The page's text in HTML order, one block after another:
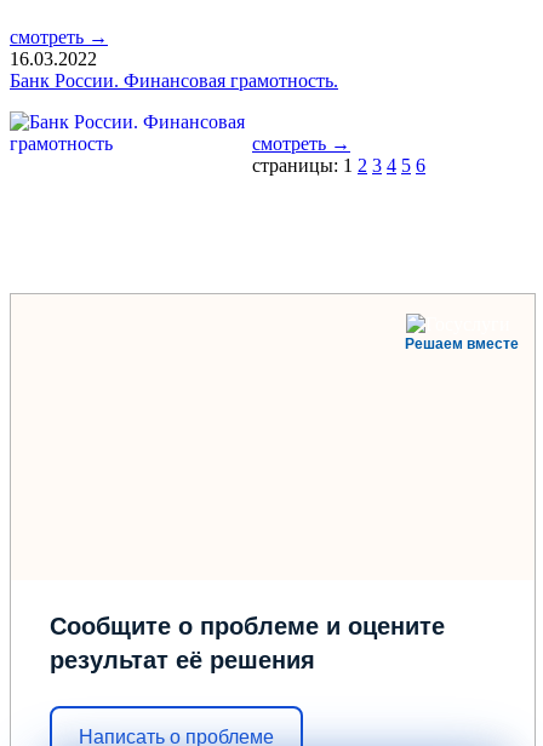
смотреть →
16.03.2022
Банк России. Финансовая грамотность.
смотреть →
страницы: 1 2 3 4 5 6
Решаем вместе
Сообщите о проблеме и оцените
результат её решения
Написать о проблеме